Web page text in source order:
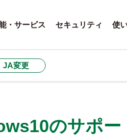
・サービス セキュリティ 使
JA変更
のサポー